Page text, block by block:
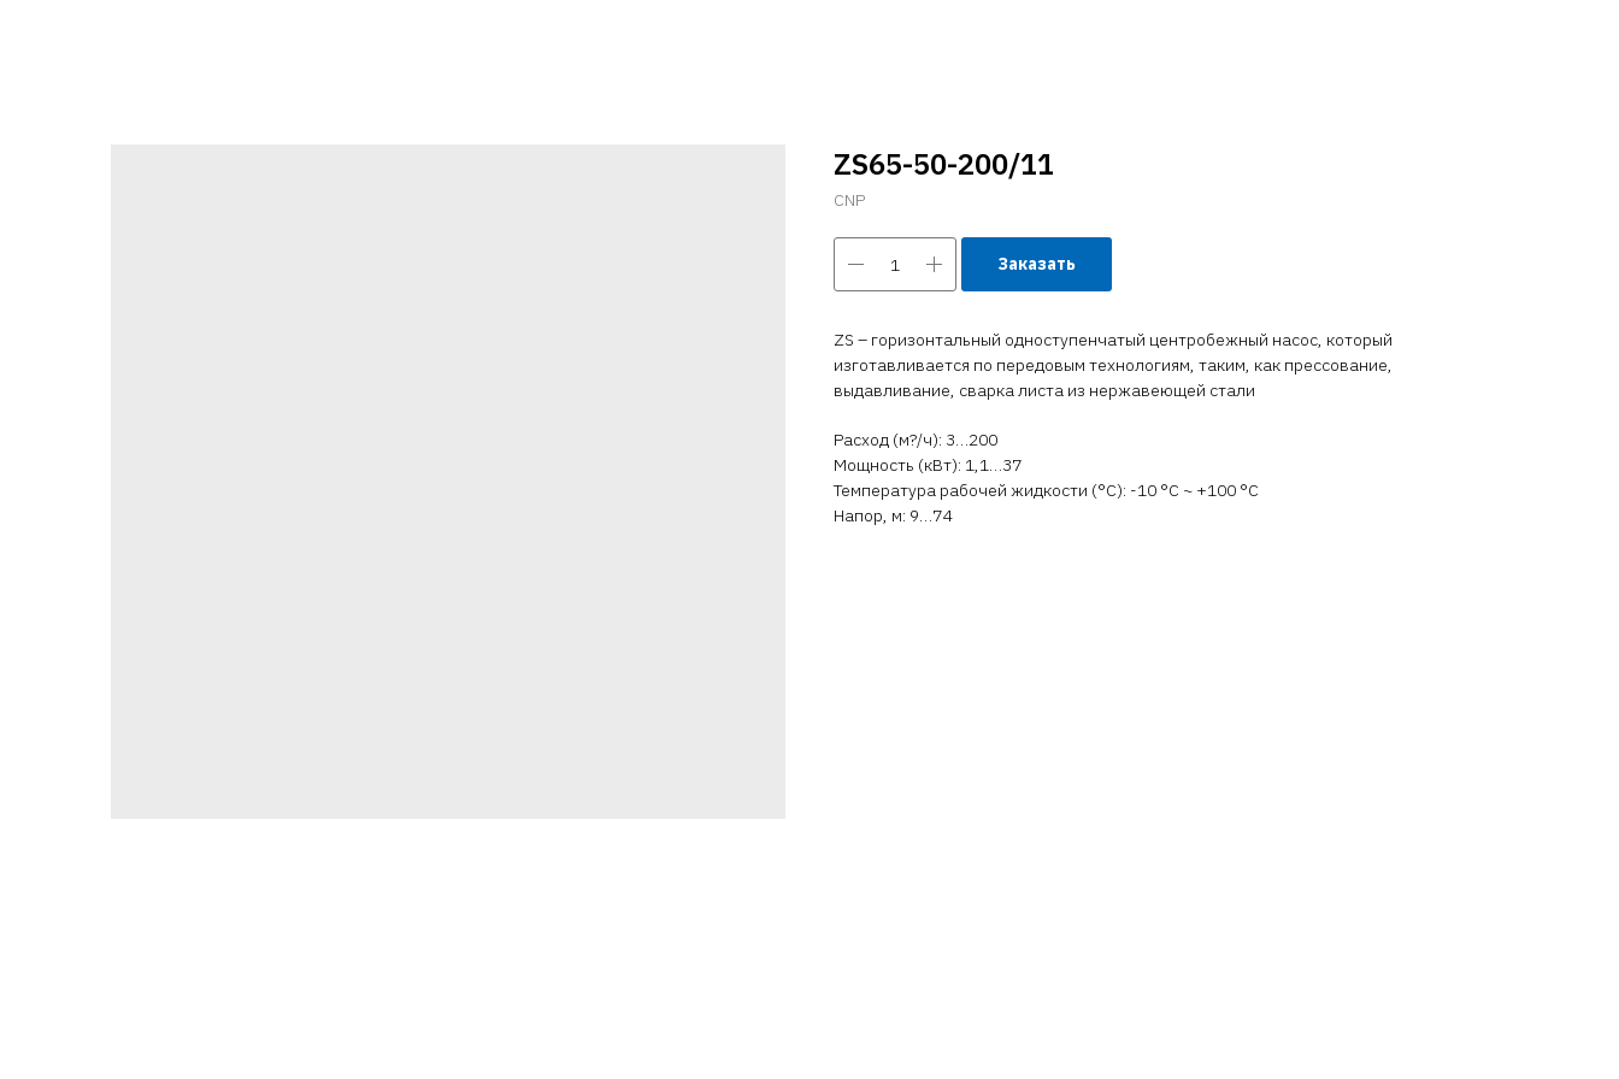
ZS65-50-200/11
CNP
Заказать
ZS – горизонтальный одноступенчатый центробежный насос, который
изготавливается по передовым технологиям, таким, как прессование,
выдавливание, сварка листа из нержавеющей стали
Расход (м?/ч): 3…200
Мощность (кВт): 1,1…37
Температура рабочей жидкости (°C): -10 °С ~ +100 °С
Напор, м: 9…74